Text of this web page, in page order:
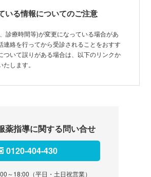
いる情報についてのご注意
診療時間等)が変更になっている場合があ
連絡を行ってから受診されることをおすす
ついて誤りがある場合は、以下のリンクか
します。
薬指導に関する問い合せ
0120-404-430
～18:00（平日・土日祝営業）